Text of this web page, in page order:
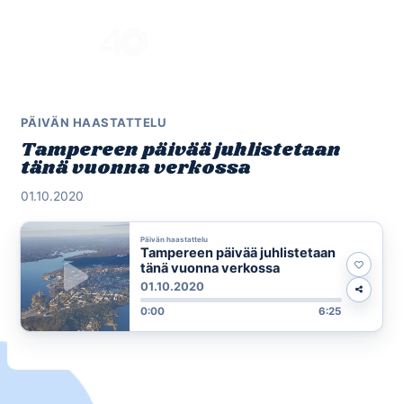
PÄIVÄN HAASTATTELU
Tampereen päivää juhlistetaan
tänä vuonna verkossa
01.10.2020
Päivän haastattelu
Tampereen päivää juhlistetaan
tänä vuonna verkossa
01.10.2020
0:00 6:25